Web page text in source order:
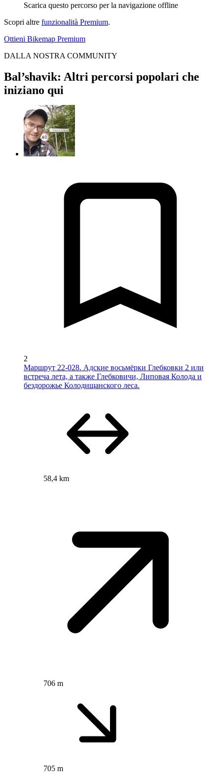
Scarica questo percorso per la navigazione offline
Scopri altre funzionalità Premium.
Ottieni Bikemap Premium
DALLA NOSTRA COMMUNITY
Bal’shavik: Altri percorsi popolari che
iniziano qui
2
Маршрут 22-028. Адские восьмёрки Глебковки 2 или
встреча лета, а также Глебковичи, Липовая Колода и
бездорожье Колодищанского леса.
58,4 km
706 m
705 m